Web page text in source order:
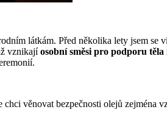
látkám. Před několika lety jsem se
vznikajíosobní směsi pro podporu
chci věnovat bezpečnosti olejů zejména